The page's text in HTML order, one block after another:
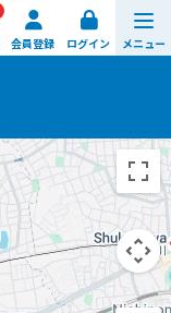
会員登録 ログイン メニュー